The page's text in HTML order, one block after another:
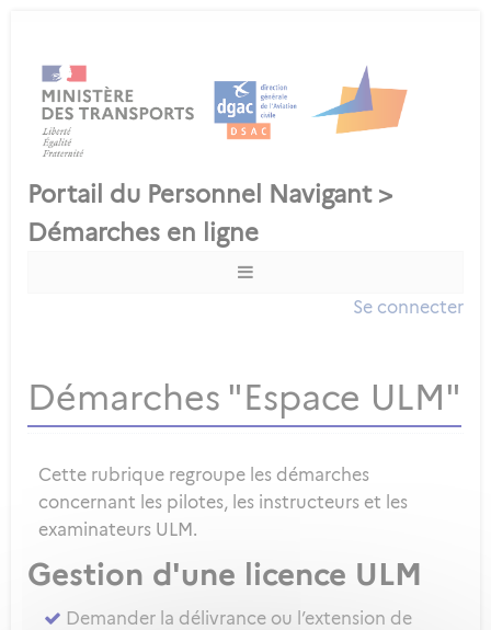
Se connecter
Démarches "Espace ULM"
Cette rubrique regroupe les démarches
concernant les pilotes, les instructeurs et les
examinateurs ULM.
Gestion d'une licence ULM
Demander la délivrance ou l’extension de